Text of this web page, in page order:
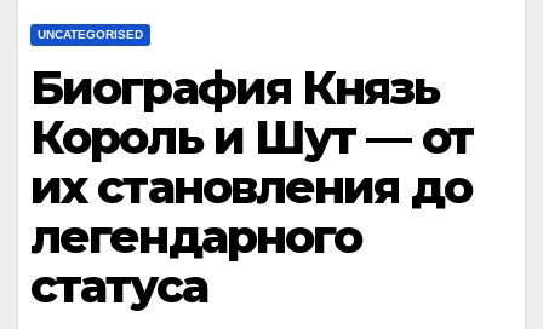
UNCATEGORISED
Биография Князь
Король и Шут — от
их становления до
легендарного
статуса